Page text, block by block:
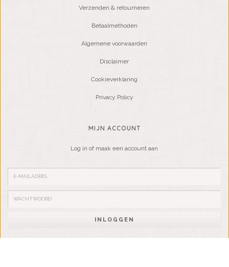
Verzenden & retourneren
Betaalmethoden
Algemene voorwaarden
Disclaimer
Cookieverklaring
Privacy Policy
MIJN ACCOUNT
Log in of maak een account aan
INLOGGEN